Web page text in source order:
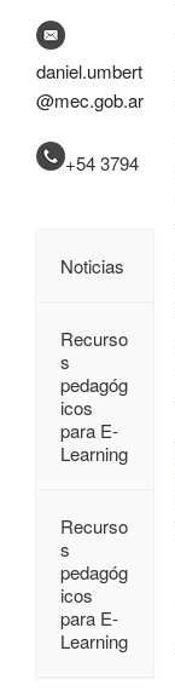
daniel.umbert
@mec.gob.ar
+54 3794
Noticias
Recurso
s
pedagóg
icos
para E-
Learning
Recurso
s
pedagóg
icos
para E-
Learning